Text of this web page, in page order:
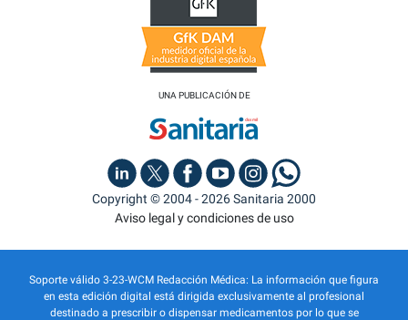
UNA PUBLICACIÓN DE
Copyright © 2004 - 2026 Sanitaria 2000
Aviso legal y condiciones de uso
Soporte válido 3-23-WCM Redacción Médica: La información que figura
en esta edición digital está dirigida exclusivamente al profesional
destinado a prescribir o dispensar medicamentos por lo que se